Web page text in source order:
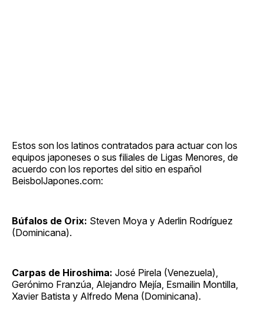
Estos son los latinos contratados para actuar con los
equipos japoneses o sus filiales de Ligas Menores, de
acuerdo con los reportes del sitio en español
BeisbolJapones.com:
Búfalos de Orix: Steven Moya y Aderlin Rodríguez
(Dominicana).
Carpas de Hiroshima: José Pirela (Venezuela),
Gerónimo Franzúa, Alejandro Mejía, Esmailin Montilla,
Xavier Batista y Alfredo Mena (Dominicana).